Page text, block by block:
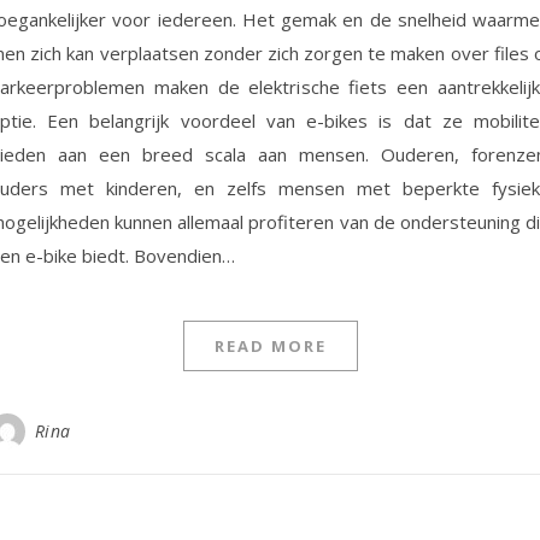
voor iedereen. Het gemak en de snelheid
zich kan verplaatsen zonder zich zorgen te maken over files
maken de elektrische fiets een
Een belangrijk voordeel van e-bikes is dat ze
aan een breed scala aan mensen. Ouderen,
met kinderen, en zelfs mensen met beperkte
kunnen allemaal profiteren van de ondersteuning
e-bike biedt. Bovendien…
READ MORE
Rina